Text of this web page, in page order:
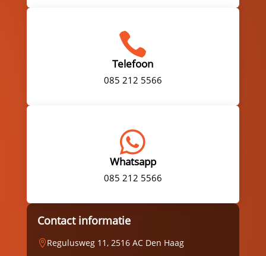

Telefoon
085 212 5566

Whatsapp
085 212 5566
Contact informatie
Regulusweg 11, 2516 AC Den Haag